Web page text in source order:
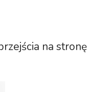
na stronę